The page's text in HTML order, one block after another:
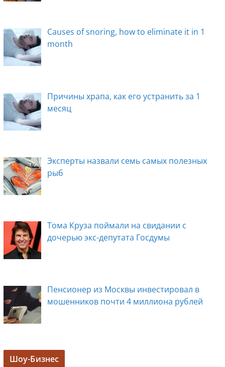
Causes of snoring, how to eliminate it in 1
month
Причины храпа, как его устранить за 1
месяц
Эксперты назвали семь самых полезных
рыб
Тома Круза поймали на свидании с
дочерью экс-депутата Госдумы
Пенсионер из Москвы инвестировал в
мошенников почти 4 миллиона рублей
Задержана мэр Кургана Елена Ситникова, в
Шоу-Бизнес